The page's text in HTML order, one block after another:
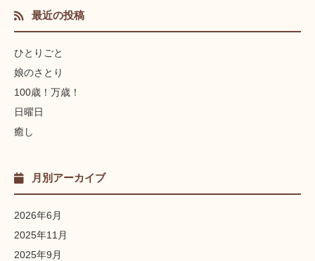
最近の投稿
ひとりごと
娘のさとり
100歳！万歳！
日曜日
癒し
月別アーカイブ
2026年6月
2025年11月
2025年9月